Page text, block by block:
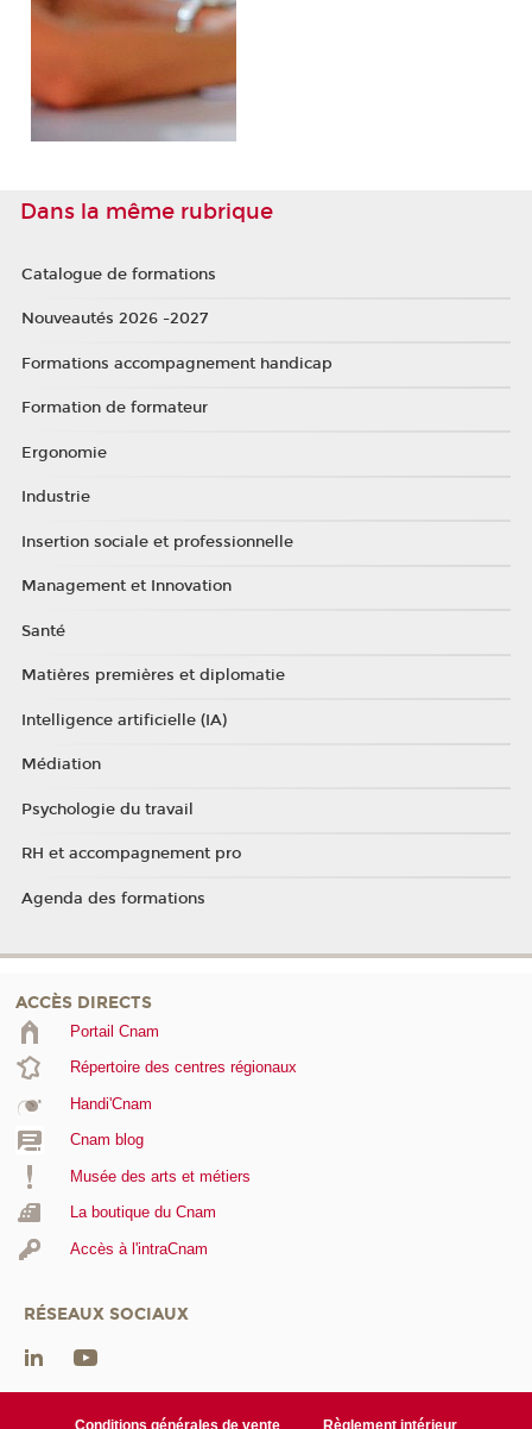
Dans la même rubrique
Catalogue de formations
Nouveautés 2026 -2027
Formations accompagnement handicap
Formation de formateur
Ergonomie
Industrie
Insertion sociale et professionnelle
Management et Innovation
Santé
Matières premières et diplomatie
Intelligence artificielle (IA)
Médiation
Psychologie du travail
RH et accompagnement pro
Agenda des formations
ACCÈS DIRECTS
Portail Cnam
Répertoire des centres régionaux
Handi'Cnam
Cnam blog
Musée des arts et métiers
La boutique du Cnam
Accès à l'intraCnam
RÉSEAUX SOCIAUX